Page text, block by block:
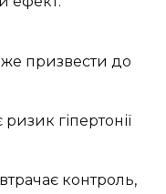
призвести до
гіпертонії
контроль,